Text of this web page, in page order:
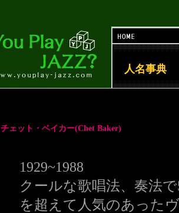
人名事典
チェット・ベイカー(Chet Baker)
1929~1988
クールな歌唱法、奏法
を超えて人気のあった